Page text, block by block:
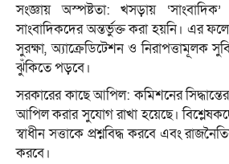
সংজ্ঞায় অস্পষ্টতা: খসড়ায়
সাংবাদিকদের অন্তর্ভুক্ত করা হয়নি। এর
সুরক্ষা, অ্যাক্রেডিটেশন ও নিরাপত্তামূলক
ঝুঁকিতে পড়বে।
সরকারের কাছে আপিল: কমিশনের
আপিল করার সুযোগ রাখা হয়েছে।
স্বাধীন সত্তাকে প্রশ্নবিদ্ধ করবে এবং
করবে।